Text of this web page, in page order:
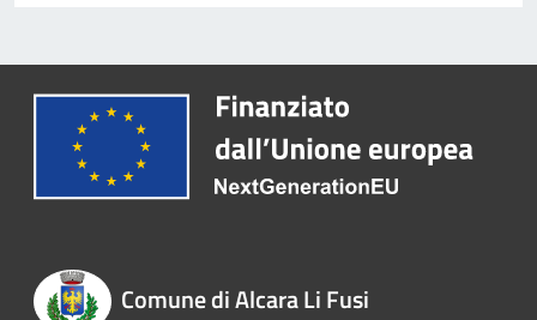
Comune di Alcara Li Fusi